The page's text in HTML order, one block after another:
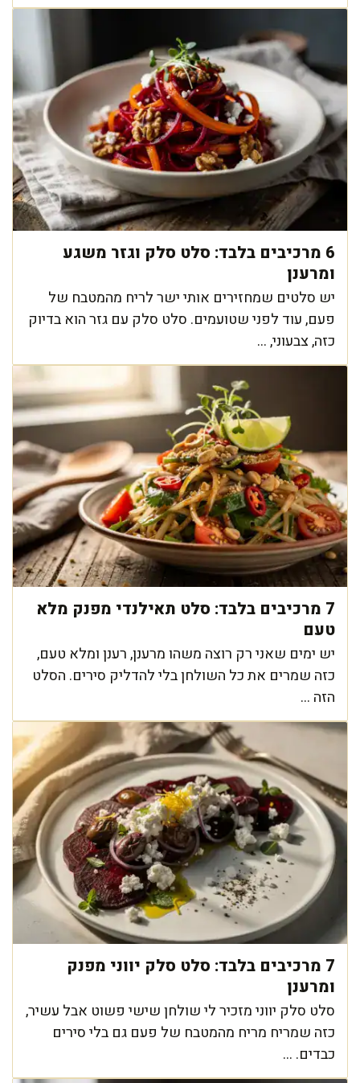
6 מרכיבים בלבד: סלט סלק וגזר משגע
ומרענן
יש סלטים שמחזירים אותי ישר לריח מהמטבח של
פעם, עוד לפני שטועמים. סלט סלק עם גזר הוא בדיוק
כזה, צבעוני, ...
7 מרכיבים בלבד: סלט תאילנדי מפנק מלא
טעם
יש ימים שאני רק רוצה משהו מרענן, רענן ומלא טעם,
כזה שמרים את כל השולחן בלי להדליק סירים. הסלט
הזה ...
7 מרכיבים בלבד: סלט סלק יווני מפנק
ומרענן
סלט סלק יווני מזכיר לי שולחן שישי פשוט אבל עשיר,
כזה שמריח מריח מהמטבח של פעם גם בלי סירים
כבדים. ...